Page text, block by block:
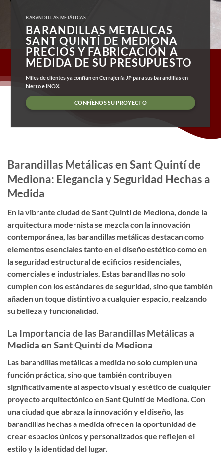
BARANDILLAS METÁLICAS
BARANDILLAS METALICAS
SANT QUINTÍ DE MEDIONA
PRECIOS Y FABRICACIÓN A
MEDIDA DE SU PRESUPUESTO
Miles de clientes ya confían en Cerrajería JP para sus barandillas en
hierro e INOX.
CONFÍENOS SU PROYECTO
Barandillas Metálicas en Sant Quintí de
Mediona: Elegancia y Seguridad Hechas a
Medida
En la vibrante ciudad de Sant Quintí de Mediona, donde la
arquitectura modernista se mezcla con la innovación
contemporánea, las barandillas metálicas destacan como
elementos esenciales tanto en el diseño estético como en
la seguridad estructural de edificios residenciales,
comerciales e industriales. Estas barandillas no solo
cumplen con los estándares de seguridad, sino que también
añaden un toque distintivo a cualquier espacio, realzando
su belleza y funcionalidad.
La Importancia de las Barandillas Metálicas a
Medida en Sant Quintí de Mediona
Las barandillas metálicas a medida no solo cumplen una
función práctica, sino que también contribuyen
significativamente al aspecto visual y estético de cualquier
proyecto arquitectónico en Sant Quintí de Mediona. Con
una ciudad que abraza la innovación y el diseño, las
barandillas hechas a medida ofrecen la oportunidad de
crear espacios únicos y personalizados que reflejen el
estilo y la identidad del lugar.